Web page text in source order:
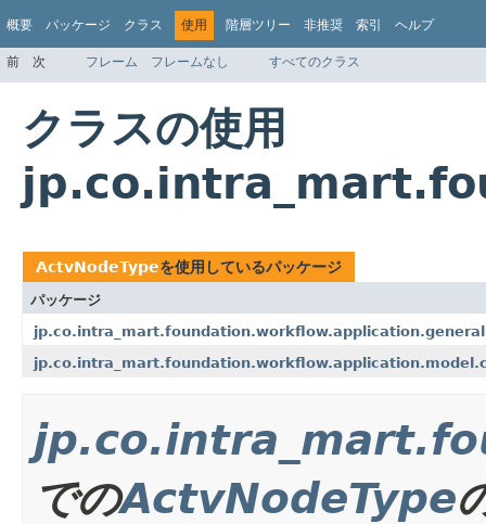
概要 パッケージ クラス 使用 階層ツリー 非推奨 索引 ヘルプ
前 次 フレーム フレームなし すべてのクラス
クラスの使用
ActvNodeTypeを使用しているパッケージ
パッケージ
jp.co.intra_mart.foundation.workflow.application.general
でのActvNodeType